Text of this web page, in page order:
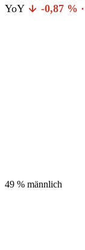
YoY -0,87 %
49 % männlich